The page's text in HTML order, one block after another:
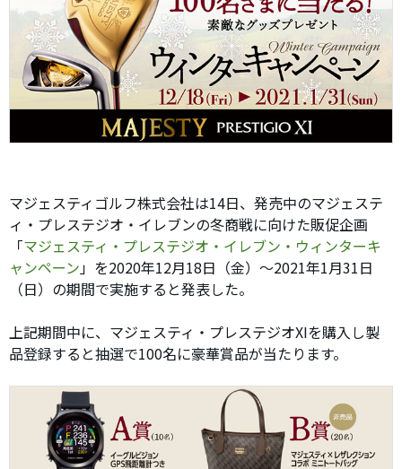
マジェスティゴルフ株式会社は14日、発売中のマジェステ
ィ・プレステジオ・イレブンの冬商戦に向けた販促企画
「マジェスティ・プレステジオ・イレブン・ウィンターキ
ャンペーン 」を2020年12月18日（金）〜2021年1月31日
（日）の期間で実施すると発表した。
上記期間中に、マジェスティ・プレステジオXIを購入し製
品登録すると抽選で100名に豪華賞品が当たります。